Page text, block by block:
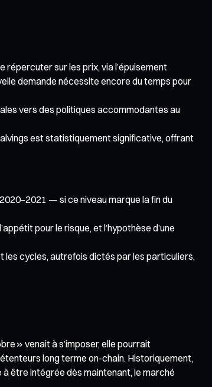
répercuter sur les prix, via l’épuisement
demande nécessite encore du temps pour
vers des politiques accommodantes au
est statistiquement significative, offrant
— si ce niveau marque la fin du
pour le risque, et l’hypothèse d’une
les cycles, autrefois dictés par les particuliers,
» venait à s’imposer, elle pourrait
long terme on-chain. Historiquement,
être intégrée dès maintenant, le marché